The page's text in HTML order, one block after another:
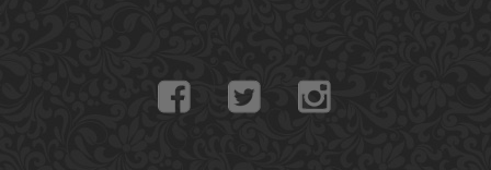
Facebook Twitter Instagram